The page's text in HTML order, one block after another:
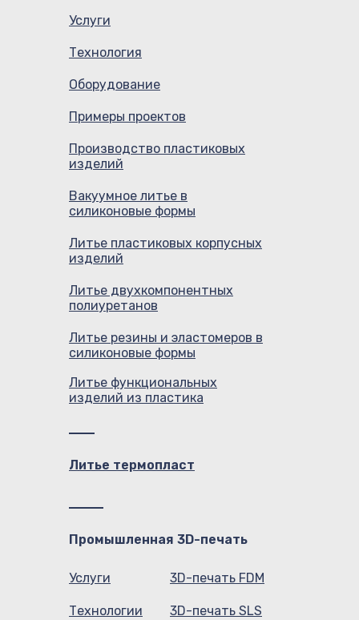
Услуги
Технология
Оборудование
Примеры проектов
Производство пластиковых
изделий
Вакуумное литье в
силиконовые формы
Литье пластиковых корпусных
изделий
Литье двухкомпонентных
полиуретанов
Литье резины и эластомеров в
силиконовые формы
Литье функциональных
изделий из пластика
Промышленная 3D-печать
Услуги
Технологии
3D-печать FDM
3D-печать SLS
Литье термопласт